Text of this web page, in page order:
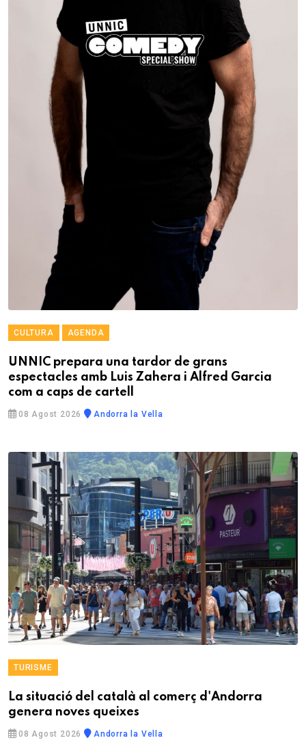
CULTURA AGENDA
UNNIC prepara una tardor de grans
espectacles amb Luis Zahera i Alfred Garcia
com a caps de cartell
08 Agost 2026 Andorra la Vella
TURISME
La situació del català al comerç d'Andorra
genera noves queixes
08 Agost 2026 Andorra la Vella